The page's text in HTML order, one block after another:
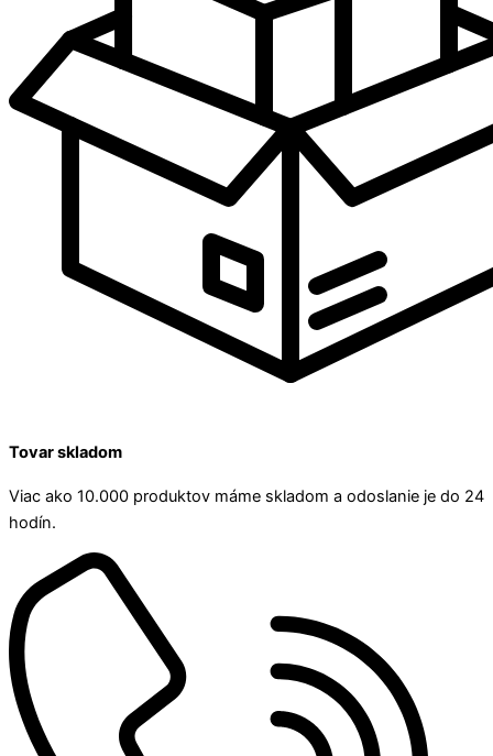
Tovar skladom
Viac ako 10.000 produktov máme skladom a odoslanie je do 24
hodín.